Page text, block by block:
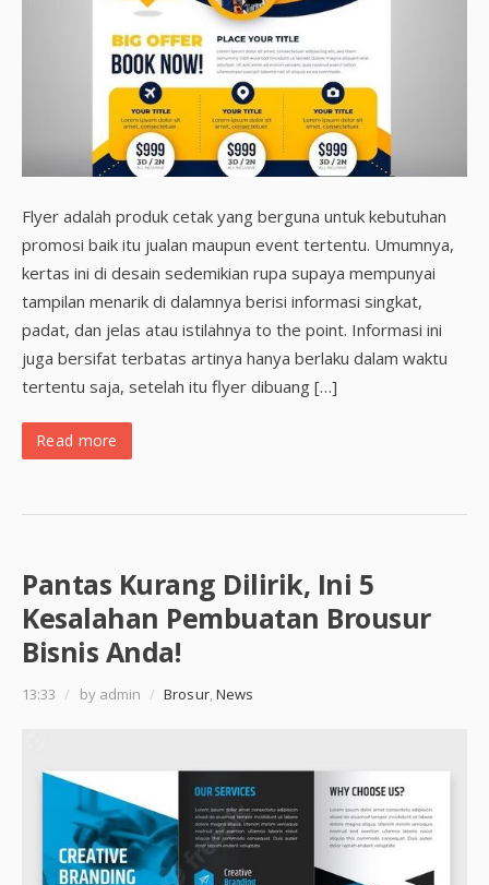
Flyer adalah produk cetak yang berguna untuk kebutuhan
promosi baik itu jualan maupun event tertentu. Umumnya,
kertas ini di desain sedemikian rupa supaya mempunyai
tampilan menarik di dalamnya berisi informasi singkat,
padat, dan jelas atau istilahnya to the point. Informasi ini
juga bersifat terbatas artinya hanya berlaku dalam waktu
tertentu saja, setelah itu flyer dibuang […]
Read more
Pantas Kurang Dilirik, Ini 5
Kesalahan Pembuatan Brousur
Bisnis Anda!
13:33 / by admin / Brosur,News